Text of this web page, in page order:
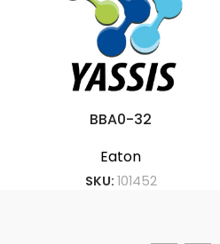
BBA0-32
Eaton
SKU: 101452